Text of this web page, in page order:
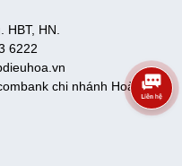
chóng phát hiện
mùi hôi
HBT, HN.
6222
chi nhánh Hoàng